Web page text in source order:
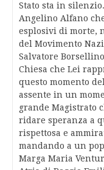
Stato sta in
Angelino Alfano
esplosivi di morte,
del Movimento
Salvatore
Chiesa che Lei
questo momento
assente in un
grande Magistrato
ridare speranza a
rispettosa e
mandando a un
Marga Maria